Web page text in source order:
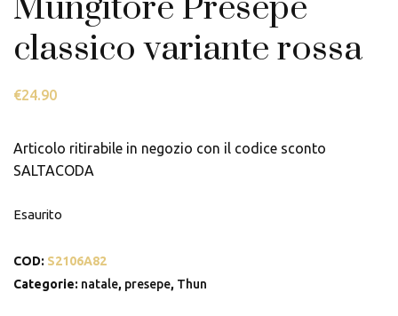
Mungitore Presepe
classico variante rossa
€24.90
Articolo ritirabile in negozio con il codice sconto
SALTACODA
Esaurito
COD: S2106A82
Categorie: natale, presepe, Thun